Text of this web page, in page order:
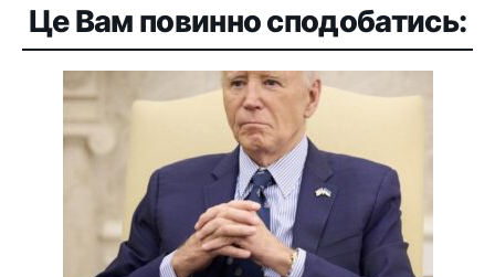
Це Вам повинно сподобатись: